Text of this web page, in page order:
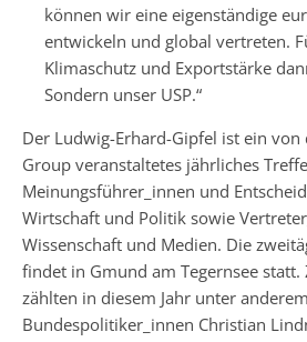
können wir eine eigenständige
entwickeln und global vertreten.
Klimaschutz und Exportstärke
Sondern unser USP.“
Der Ludwig-Erhard-Gipfel ist ein von
Group veranstaltetes jährliches
Meinungsführer_innen und
Wirtschaft und Politik sowie
Wissenschaft und Medien. Die
findet in Gmund am Tegernsee statt.
zählten in diesem Jahr unter
Bundespolitiker_innen Christian